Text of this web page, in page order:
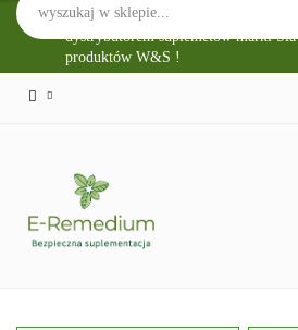
Sklep Internetowy E-Remedium jest
dystrybutorem suplemetów marki
produktów W&S !